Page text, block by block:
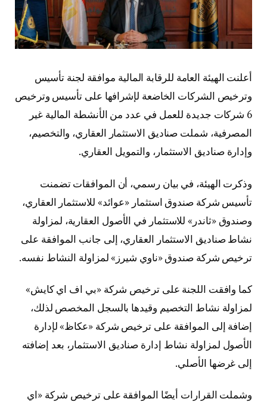
أعلنت الهيئة العامة للرقابة المالية موافقة لجنة تأسيس
وترخيص الشركات الخاضعة لإشرافها على تأسيس وترخيص
6 شركات جديدة للعمل في عدد من الأنشطة المالية غير
المصرفية، شملت صناديق الاستثمار العقاري، والتخصيم،
وإدارة صناديق الاستثمار، والتمويل العقاري.
وذكرت الهيئة، في بيان رسمي، أن الموافقات تضمنت
تأسيس شركة صندوق استثمار «عوائد» للاستثمار العقاري،
وصندوق «ثاندر» للاستثمار في الأصول العقارية، لمزاولة
نشاط صناديق الاستثمار العقاري، إلى جانب الموافقة على
ترخيص شركة صندوق «ناوي شيرز» لمزاولة النشاط نفسه.
كما وافقت اللجنة على ترخيص شركة «بي اف اي كايش»
لمزاولة نشاط التخصيم وقيدها بالسجل المخصص لذلك،
إضافة إلى الموافقة على ترخيص شركة «عكاظ» لإدارة
الأصول لمزاولة نشاط إدارة صناديق الاستثمار، بعد إضافته
إلى غرضها الأصلي.
وشملت القرارات أيضًا الموافقة على ترخيص شركة «اي